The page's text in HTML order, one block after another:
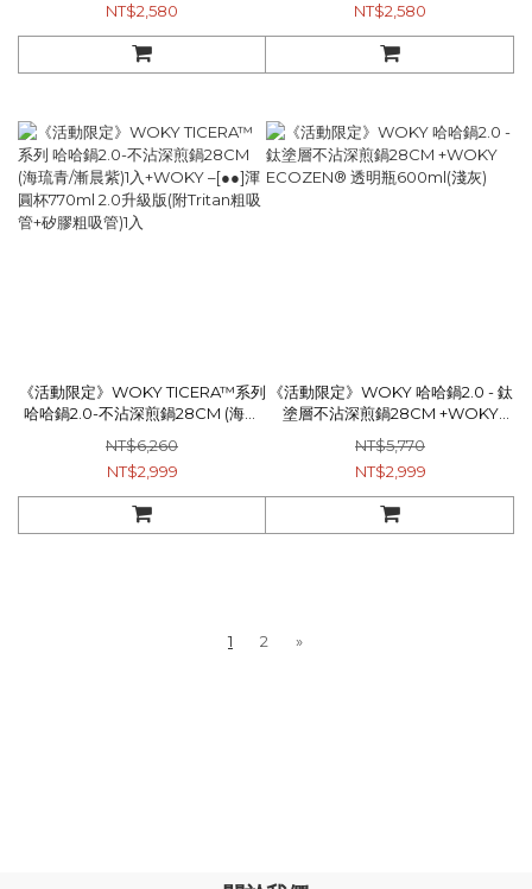
NT$2,580
NT$2,580
《活動限定》WOKY TICERA™系列
哈哈鍋2.0-不沾深煎鍋28CM (海琉
青/漸晨紫)1入+WOKY –[●●]渾圓杯
770ml 2.0升級版(附Tritan粗吸管
+矽膠粗吸管)1入
NT$6,260
NT$2,999
《活動限定》WOKY 哈哈鍋2.0 - 鈦
塗層不沾深煎鍋28CM +WOKY
ECOZEN® 透明瓶600ml(淺灰)
NT$5,770
NT$2,999
1 2 »